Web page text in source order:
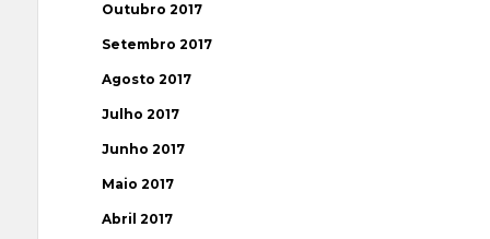
Outubro 2017
Setembro 2017
Agosto 2017
Julho 2017
Junho 2017
Maio 2017
Abril 2017